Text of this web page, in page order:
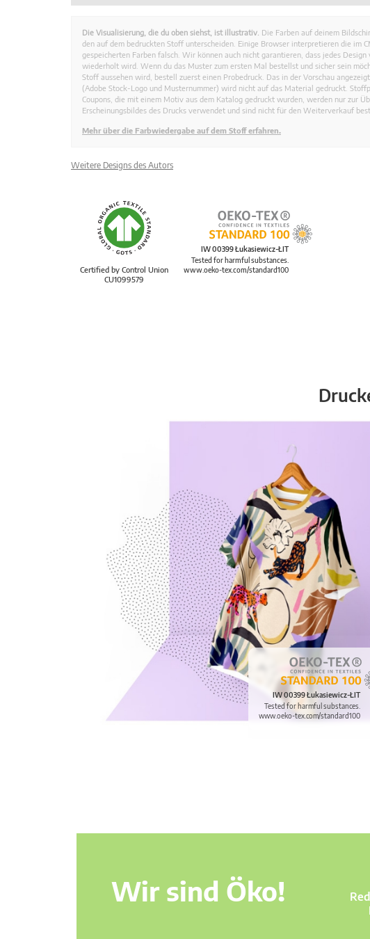
Die Visualisierung, die du oben siehst, ist illustrativ. Die Farben auf deinem
den auf dem bedruckten Stoff unterscheiden. Einige Browser interpretieren die im
gespeicherten Farben falsch. Wir können auch nicht garantieren, dass jedes Design
wiederholt wird. Wenn du das Muster zum ersten Mal bestellst und sicher sein
Stoff aussehen wird, bestell zuerst einen Probedruck. Das in der Vorschau
(Adobe Stock-Logo und Musternummer) wird nicht auf das Material gedruckt.
Coupons, die mit einem Motiv aus dem Katalog gedruckt wurden, werden nur zur
Erscheinungsbildes des Drucks verwendet und sind nicht für den Weiterverkauf
Mehr über die Farbwiedergabe auf dem Stoff erfahren.
Weitere Designs des Autors
Certified by Control Union
CU1099579
IW 00399 Łukasiewicz-ŁIT
Tested for harmful substances.
www.oeko-tex.com/standard100
IW 00399 Łukasiewicz-ŁIT
Tested for harmful substances.
www.oeko-tex.com/standard100
Wir sind Öko!